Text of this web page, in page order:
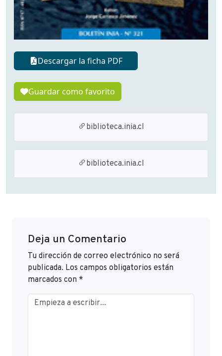
Descargar la ficha PDF
Guardar como favorito
biblioteca.inia.cl
biblioteca.inia.cl
Deja un Comentario
Tu dirección de correo electrónico no será
publicada. Los campos obligatorios están
marcados con *